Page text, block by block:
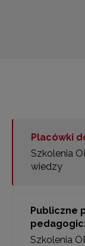
Placówki
Szkolenia
wiedzy
Publiczne
Szkolenia